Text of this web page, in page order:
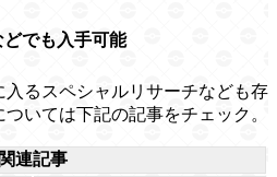
でも入手可能
るスペシャルリサーチなども存
いては下記の記事をチェック。
関連記事